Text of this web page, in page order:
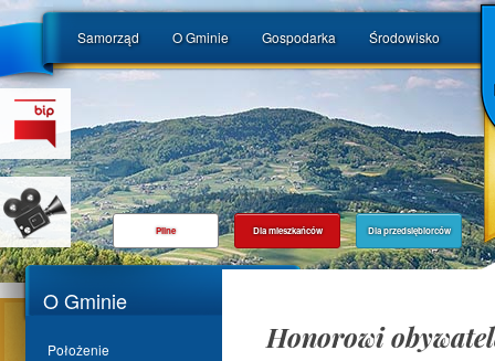
Samorząd O Gminie Gospodarka Środowisko
Pilne Dla mieszkańców Dla przedsiębiorców
O Gminie
Położenie
Honorowi